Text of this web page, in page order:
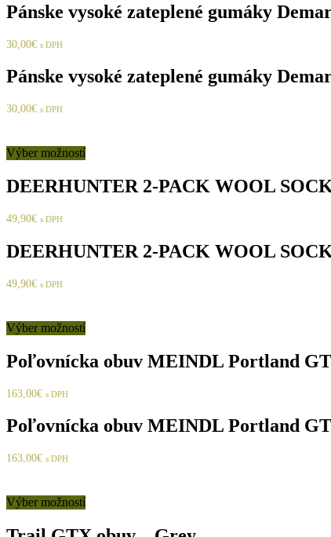
Pánske vysoké zateplené gumáky
30,00€ s DPH
Pánske vysoké zateplené gumáky
30,00€ s DPH
Výber možností
DEERHUNTER 2-PACK WOOL
49,90€ s DPH
DEERHUNTER 2-PACK WOOL
49,90€ s DPH
Výber možností
Poľovnícka obuv MEINDL Portland
163,00€ s DPH
Poľovnícka obuv MEINDL Portland
163,00€ s DPH
Výber možností